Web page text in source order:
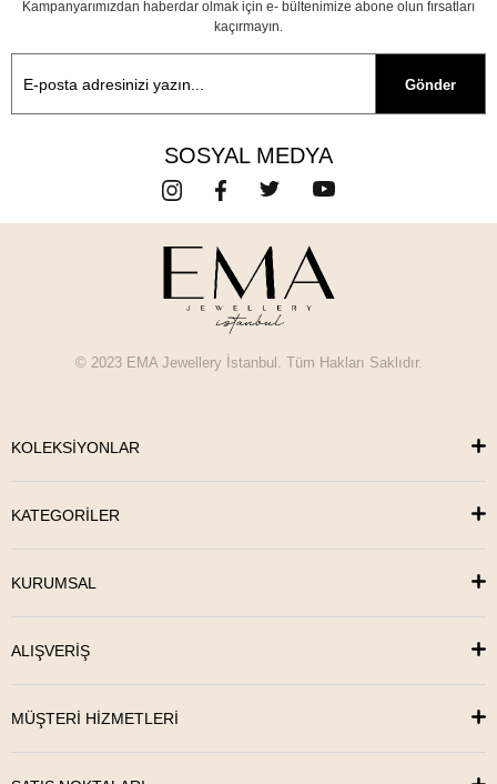
Kampanyarımızdan haberdar olmak için e- bültenimize abone olun fırsatları
kaçırmayın.
Gönder
SOSYAL MEDYA
© 2023 EMA Jewellery İstanbul. Tüm Hakları Saklıdır.
KOLEKSİYONLAR
KATEGORİLER
KURUMSAL
ALIŞVERİŞ
MÜŞTERİ HİZMETLERİ